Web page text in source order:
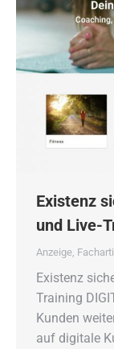
Existenz
und Live-
Anzeige,
Existenz
Training
Kunden
auf digitale